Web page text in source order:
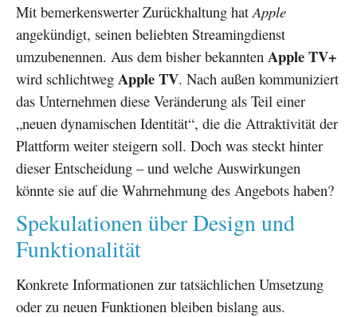
Mit bemerkenswerter Zurückhaltung hat Apple
angekündigt, seinen beliebten Streamingdienst
umzubenennen. Aus dem bisher bekannten Apple TV+
wird schlichtweg Apple TV. Nach außen kommuniziert
das Unternehmen diese Veränderung als Teil einer
„neuen dynamischen Identität“, die die Attraktivität der
Plattform weiter steigern soll. Doch was steckt hinter
dieser Entscheidung – und welche Auswirkungen
könnte sie auf die Wahrnehmung des Angebots haben?
Spekulationen über Design und
Funktionalität
Konkrete Informationen zur tatsächlichen Umsetzung
oder zu neuen Funktionen bleiben bislang aus.